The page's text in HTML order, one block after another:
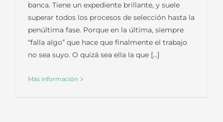
banca. Tiene un expediente brillante, y suele
superar todos los procesos de selección hasta la
penúltima fase. Porque en la última, siempre
“falla algo” que hace que finalmente el trabajo
no sea suyo. O quizá sea ella la que [...]
Más información